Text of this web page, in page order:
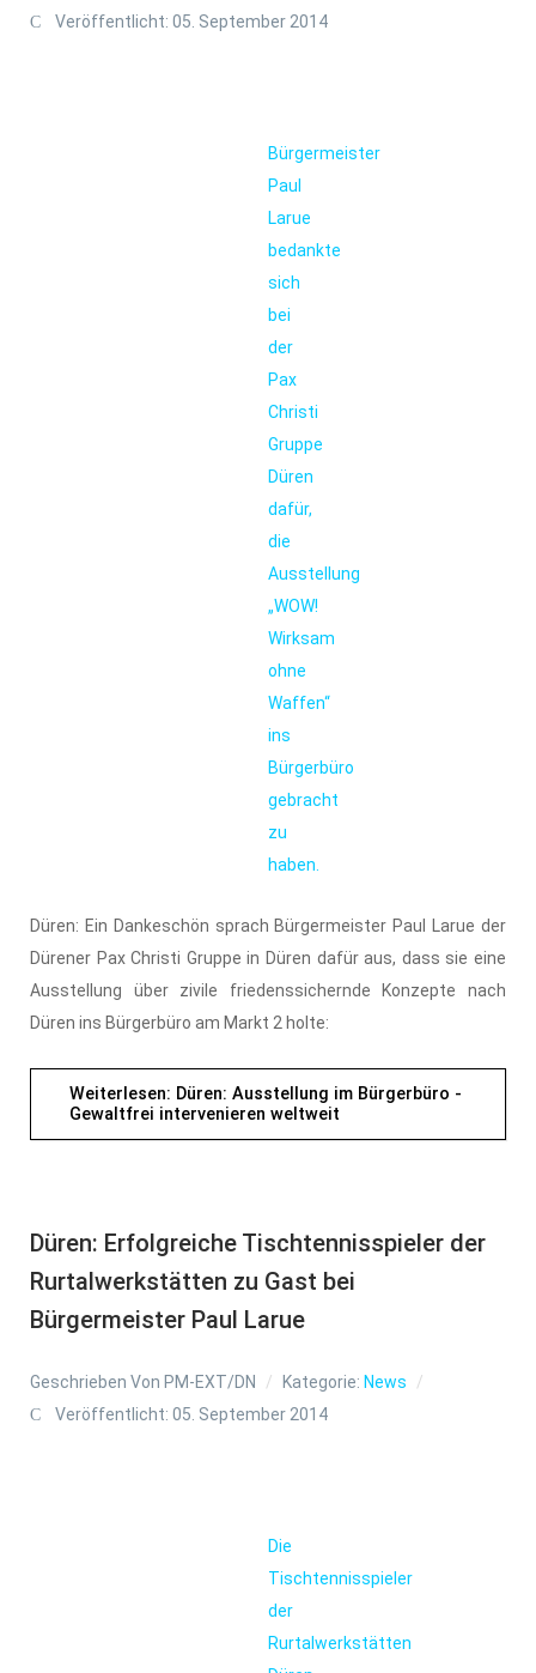
Veröffentlicht: 05. September 2014
Bürgermeister
Paul
Larue
bedankte
sich
bei
der
Pax
Christi
Gruppe
Düren
dafür,
die
Ausstellung
„WOW!
Wirksam
ohne
Waffen“
ins
Bürgerbüro
gebracht
zu
haben.
Düren: Ein Dankeschön sprach Bürgermeister Paul Larue der
Dürener Pax Christi Gruppe in Düren dafür aus, dass sie eine
Ausstellung über zivile friedenssichernde Konzepte nach
Düren ins Bürgerbüro am Markt 2 holte:
Weiterlesen: Düren: Ausstellung im Bürgerbüro -
Gewaltfrei intervenieren weltweit
Düren: Erfolgreiche Tischtennisspieler der
Rurtalwerkstätten zu Gast bei
Bürgermeister Paul Larue
Geschrieben Von PM-EXT/DN Kategorie: News
Veröffentlicht: 05. September 2014
Die
Tischtennisspieler
der
Rurtalwerkstätten